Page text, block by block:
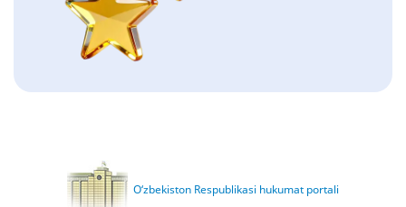
O‘zbekiston Respublikasi hukumat portali